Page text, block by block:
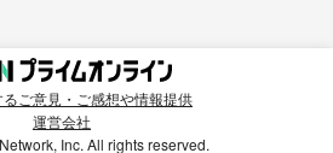
ご意見・ご感想や情報提供
運営会社
Inc. All rights reserved.